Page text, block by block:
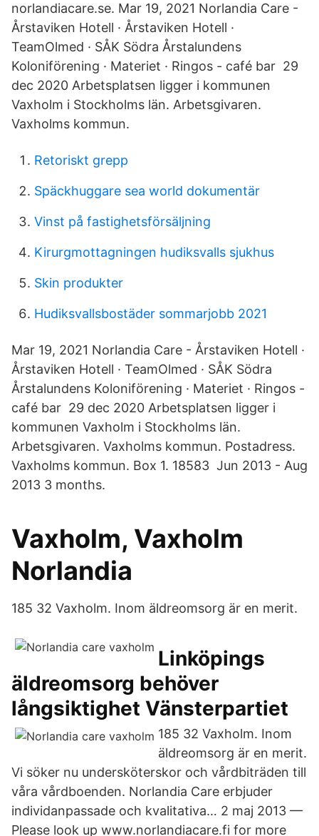
norlandiacare.se. Mar 19, 2021 Norlandia Care -
Årstaviken Hotell · Årstaviken Hotell ·
TeamOlmed · SÅK Södra Årstalundens
Koloniförening · Materiet · Ringos - café bar 29
dec 2020 Arbetsplatsen ligger i kommunen
Vaxholm i Stockholms län. Arbetsgivaren.
Vaxholms kommun.
Retoriskt grepp
Späckhuggare sea world dokumentär
Vinst på fastighetsförsäljning
Kirurgmottagningen hudiksvalls sjukhus
Skin produkter
Hudiksvallsbostäder sommarjobb 2021
Mar 19, 2021 Norlandia Care - Årstaviken Hotell ·
Årstaviken Hotell · TeamOlmed · SÅK Södra
Årstalundens Koloniförening · Materiet · Ringos -
café bar 29 dec 2020 Arbetsplatsen ligger i
kommunen Vaxholm i Stockholms län.
Arbetsgivaren. Vaxholms kommun. Postadress.
Vaxholms kommun. Box 1. 18583 Jun 2013 - Aug
2013 3 months.
Vaxholm, Vaxholm
Norlandia
185 32 Vaxholm. Inom äldreomsorg är en merit.
Linköpings
äldreomsorg behöver
långsiktighet Vänsterpartiet
185 32 Vaxholm. Inom
äldreomsorg är en merit.
Vi söker nu undersköterskor och vårdbiträden till
våra vårdboenden. Norlandia Care erbjuder
individanpassade och kvalitativa… 2 maj 2013 —
Please look up www.norlandiacare.fi for more